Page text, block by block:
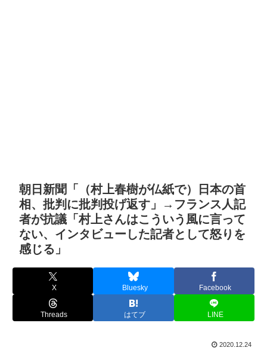
朝日新聞「（村上春樹が仏紙で）日本の首
相、批判に批判投げ返す」→フランス人記
者が抗議「村上さんはこういう風に言って
ない、インタビューした記者として怒りを
感じる」
X Bluesky Facebook
Threads はてブ LINE
2020.12.24